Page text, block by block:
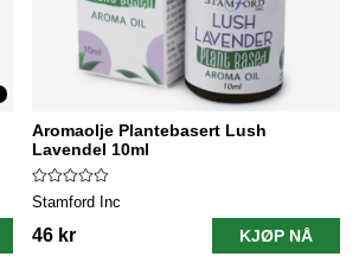
Aromaolje Plantebasert Lush
Lavendel 10ml
Stamford Inc
46 kr KJØP NÅ